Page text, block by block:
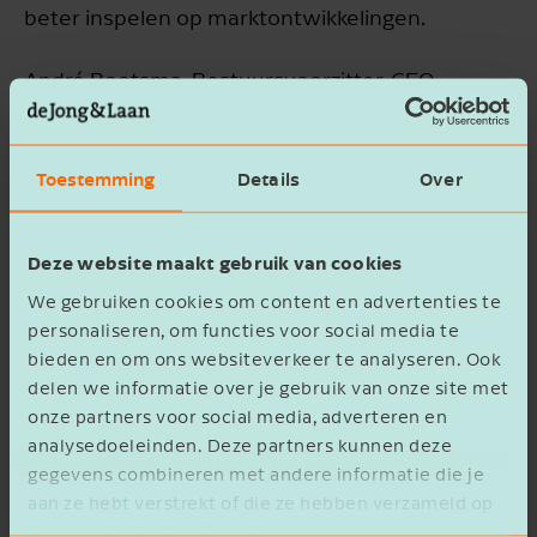
Toestemming Details Over
Deze website maakt gebruik van cookies
We gebruiken cookies om content en advertenties te
personaliseren, om functies voor social media te
bieden en om ons websiteverkeer te analyseren. Ook
delen we informatie over je gebruik van onze site met
onze partners voor social media, adverteren en
analysedoeleinden. Deze partners kunnen deze
gegevens combineren met andere informatie die je
aan ze hebt verstrekt of die ze hebben verzameld op
basis van het gebruik van hun services.
beter inspelen op marktontwikkelingen.
André Bootsma, Bestuursvoorzitter, CEO
CROP: “Deze voorgenomen samenwerking
draagt bij aan een bredere expertise en
dienstverlening voor onze klanten, stimuleert
groei voor onze medewerkers en versnelt
vergroten we onze slagkracht en creëren we
volop ruimte voor ontwikkelkansen.”
Met deze samenwerking versterkt de Jong &
Laan haar aanwezigheid in de Randstad en
Midden-Nederland en groeit de organisatie naar
ruim 1.700 collega’s. De persoonlijke, betrokken
en pragmatische cultuur van CROP accountants